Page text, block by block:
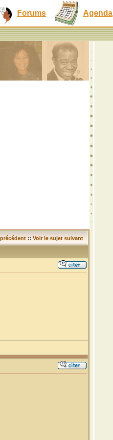
Forums Agenda
:: Voir le sujet suivant